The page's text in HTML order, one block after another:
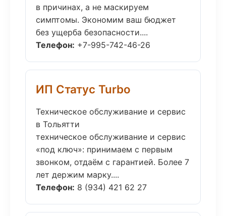
в причинах, а не маскируем
симптомы. Экономим ваш бюджет
без ущерба безопасности....
Телефон: +7-995-742-46-26
ИП Статус Turbo
Техническое обслуживание и сервис
в Тольятти
техническое обслуживание и сервис
«под ключ»: принимаем с первым
звонком, отдаём с гарантией. Более 7
лет держим марку....
Телефон: 8 (934) 421 62 27